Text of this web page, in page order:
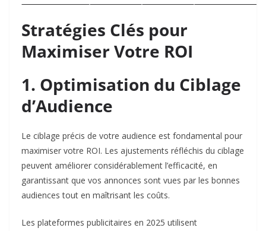
Stratégies Clés pour
Maximiser Votre ROI
1. Optimisation du Ciblage
d’Audience
Le ciblage précis de votre audience est fondamental pour
maximiser votre ROI. Les ajustements réfléchis du ciblage
peuvent améliorer considérablement l’efficacité, en
garantissant que vos annonces sont vues par les bonnes
audiences tout en maîtrisant les coûts.​
Les plateformes publicitaires en 2025 utilisent